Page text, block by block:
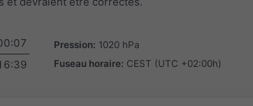
Pression: 1020 hPa
Fuseau horaire: CEST (UTC +02:00h)